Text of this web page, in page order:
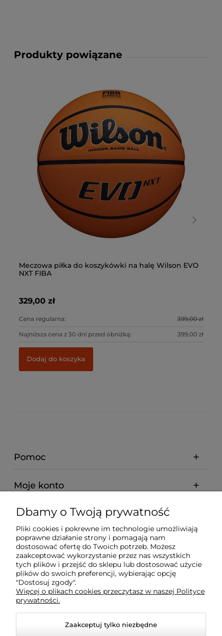
Produkty powiązane
Meczowa piłka do koszykówki na halę Wilson EVO
NXT FIBA
329,00 zł
Cena regularna: 399,00 zł
Najniższa cena z 30 dni przed obniżką: 399,00 zł
Dodaj do koszyka
Pomoc
Moje konto
Płatności i dostawa
O nas
Dbamy o Twoją prywatność
Pliki cookies i pokrewne im technologie umożliwiają
poprawne działanie strony i pomagają nam
dostosować ofertę do Twoich potrzeb. Możesz
zaakceptować wykorzystanie przez nas wszystkich
tych plików i przejść do sklepu lub dostosować użycie
plików do swoich preferencji, wybierając opcję
"Dostosuj zgody".
Więcej o plikach cookies przeczytasz w naszej Polityce
prywatności.
Zaakceptuj tylko niezbędne